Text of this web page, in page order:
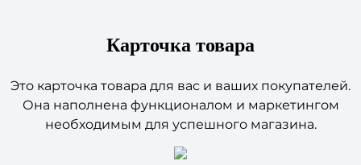
Карточка товара
Это карточка товара для вас и ваших покупателей.
Она наполнена функционалом и маркетингом
необходимым для успешного магазина.